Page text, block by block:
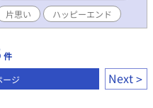
ロポーズされました』の湊介
いて書き始めましたが、湊
要だろうということで莉斗視
すが、併せて読んでもらう
エンド小説です。 そこまで長
けます。
片思い ハッピーエンド
件
ージ Next